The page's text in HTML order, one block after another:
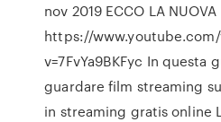
nov 2019 ECCO LA NUOVA
https://
v=7FvYa9BKFyc In questa
guardare film streaming
in streaming gratis online